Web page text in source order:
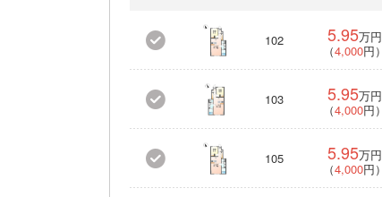
102 5.95万円
（4,000円）
103 5.95万円
（4,000円）
105 5.95万円
（4,000円）